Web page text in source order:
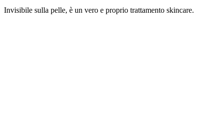
Invisibile sulla pelle, è un vero e proprio trattamento skincare.